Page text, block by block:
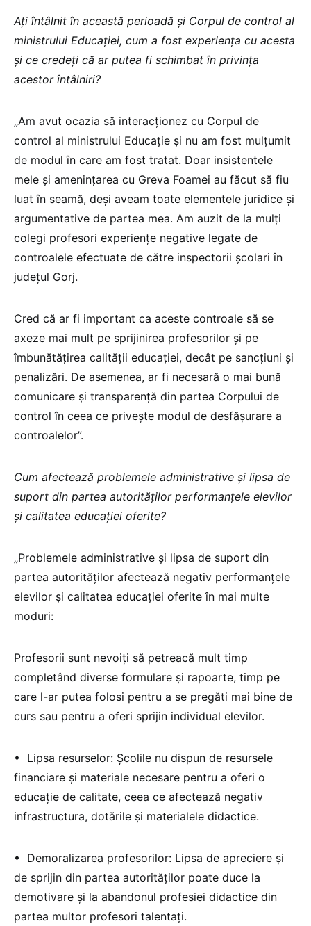
Ați întâlnit în această perioadă și Corpul de control al
ministrului Educației, cum a fost experiența cu acesta
și ce credeți că ar putea fi schimbat în privința
acestor întâlniri?
„Am avut ocazia să interacționez cu Corpul de
control al ministrului Educație și nu am fost mulțumit
de modul în care am fost tratat. Doar insistentele
mele și amenințarea cu Greva Foamei au făcut să fiu
luat în seamă, deși aveam toate elementele juridice și
argumentative de partea mea. Am auzit de la mulți
colegi profesori experiențe negative legate de
controalele efectuate de către inspectorii școlari în
județul Gorj.
Cred că ar fi important ca aceste controale să se
axeze mai mult pe sprijinirea profesorilor și pe
îmbunătățirea calității educației, decât pe sancțiuni și
penalizări. De asemenea, ar fi necesară o mai bună
comunicare și transparență din partea Corpului de
control în ceea ce privește modul de desfășurare a
controalelor”.
Cum afectează problemele administrative și lipsa de
suport din partea autorităților performanțele elevilor
și calitatea educației oferite?
„Problemele administrative și lipsa de suport din
partea autorităților afectează negativ performanțele
elevilor și calitatea educației oferite în mai multe
moduri:
Profesorii sunt nevoiți să petreacă mult timp
completând diverse formulare și rapoarte, timp pe
care l-ar putea folosi pentru a se pregăti mai bine de
curs sau pentru a oferi sprijin individual elevilor.
•⁠ ⁠Lipsa resurselor: Școlile nu dispun de resursele
financiare și materiale necesare pentru a oferi o
educație de calitate, ceea ce afectează negativ
infrastructura, dotările și materialele didactice.
•⁠ ⁠Demoralizarea profesorilor: Lipsa de apreciere și
de sprijin din partea autorităților poate duce la
demotivare și la abandonul profesiei didactice din
partea multor profesori talentați.